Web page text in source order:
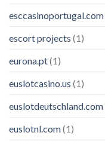
esccasinoportugal.com
escort projects (1)
eurona.pt(1)
euslotcasino.us (1)
euslotdeutschland.com
euslotnl.com(1)